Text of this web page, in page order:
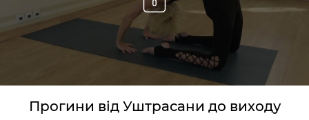
Прогини від Уштрасани до виходу